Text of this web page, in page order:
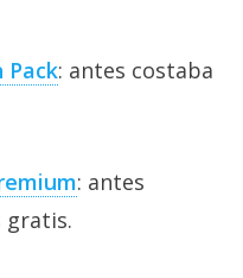
Pack: antes costaba
: antes
gratis.